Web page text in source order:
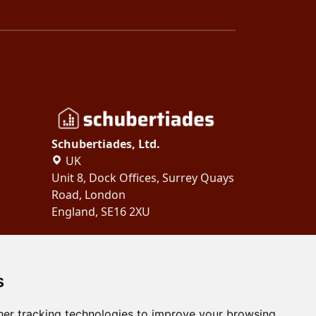
Schubertiades, Ltd.
UK
Unit 8, Dock Offices, Surrey Quays
Road, London
England, SE16 2XU